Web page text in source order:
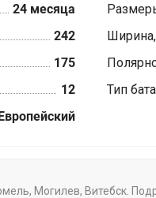
24 месяца
242
175
12 Тип
Могилев, Витебск.